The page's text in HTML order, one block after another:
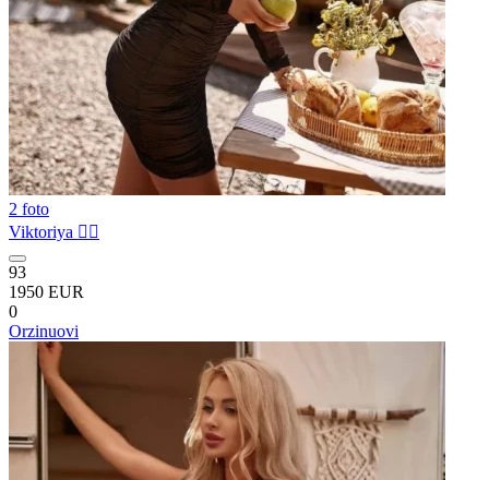
2 foto
Viktoriya ❤️‍🔥
93
1950 EUR
0
Orzinuovi